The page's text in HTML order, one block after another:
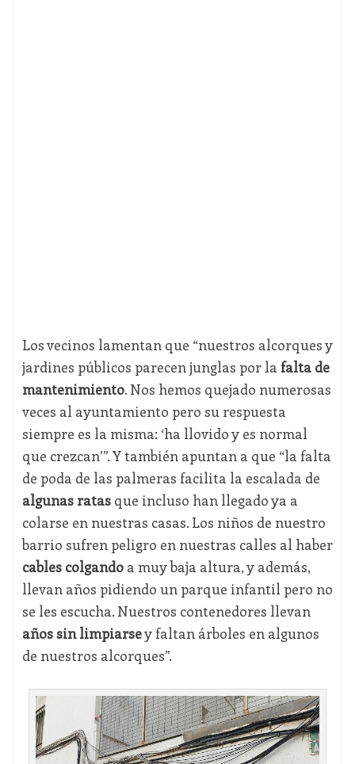
Los vecinos lamentan que “nuestros alcorques y
jardines públicos parecen junglas por la falta de
mantenimiento. Nos hemos quejado numerosas
veces al ayuntamiento pero su respuesta
siempre es la misma: ‘ha llovido y es normal
que crezcan’”. Y también apuntan a que “la falta
de poda de las palmeras facilita la escalada de
algunas ratasque incluso han llegado ya a
colarse en nuestras casas. Los niños de nuestro
barrio sufren peligro en nuestras calles al haber
cables colgandoa muy baja altura, y además,
llevan años pidiendo un parque infantil pero no
se les escucha. Nuestros contenedores llevan
años sin limpiarsey faltan árboles en algunos
de nuestros alcorques”.